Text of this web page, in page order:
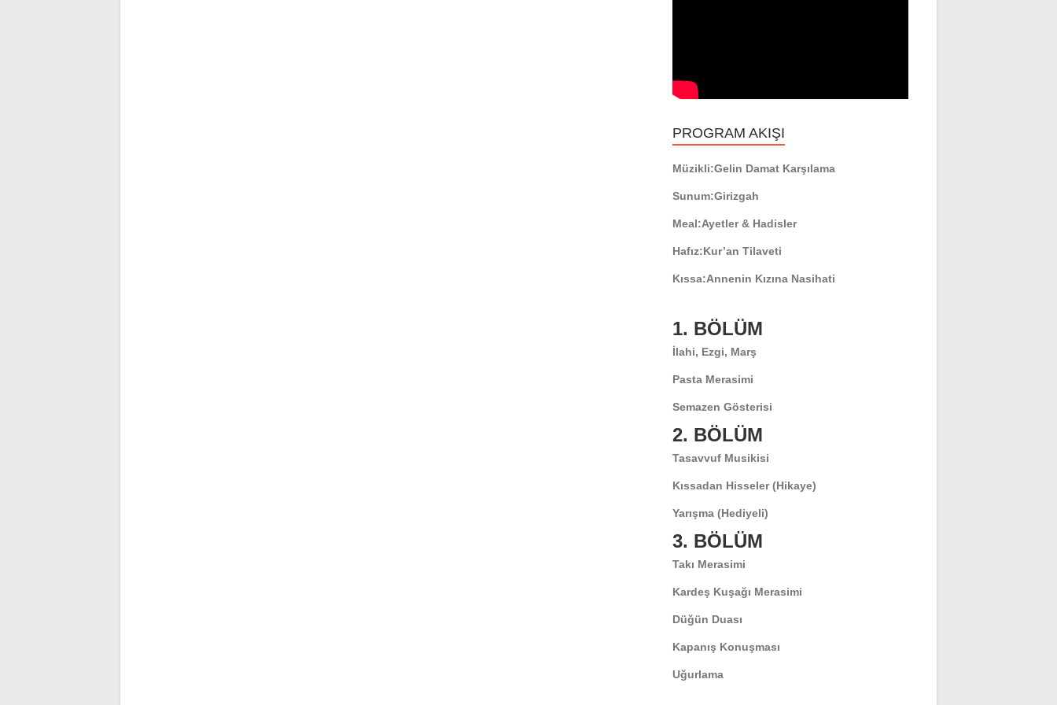
PROGRAM AKIŞI
Müzikli:Gelin Damat Karşılama
Sunum:Girizgah
Meal:Ayetler & Hadisler
Hafız:Kur’an Tilaveti
Kıssa:Annenin Kızına Nasihati
1. BÖLÜM
İlahi, Ezgi, Marş
Pasta Merasimi
Semazen Gösterisi
2. BÖLÜM
Tasavvuf Musikisi
Kıssadan Hisseler (Hikaye)
Yarışma (Hediyeli)
3. BÖLÜM
Takı Merasimi
Kardeş Kuşağı Merasimi
Düğün Duası
Kapanış Konuşması
Uğurlama